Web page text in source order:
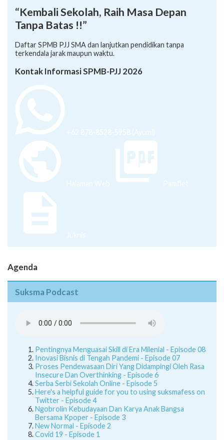
“Kembali Sekolah, Raih Masa Depan
Tanpa Batas !!”
Daftar SPMB PJJ SMA dan lanjutkan pendidikan tanpa
terkendala jarak maupun waktu.
Kontak Informasi SPMB-PJJ 2026
+62 878-8528-5958 (Ayumi)
Halaman Web Pamflet
Juknis
Agenda
Suksma Podcast
Pentingnya Menguasai Skill di Era Milenial - Episode 08
Inovasi Bisnis di Tengah Pandemi - Episode 07
Proses Pendewasaan Diri Yang Didampingi Oleh Rasa
Insecure Dan Overthinking - Episode 6
Serba Serbi Sekolah Online - Episode 5
Here's a helpful guide for you to using suksmafess on
Twitter - Episode 4
Ngobrolin Kebudayaan Dan Karya Anak Bangsa
Bersama Kpoper - Episode 3
New Normal - Episode 2
Covid 19 - Episode 1